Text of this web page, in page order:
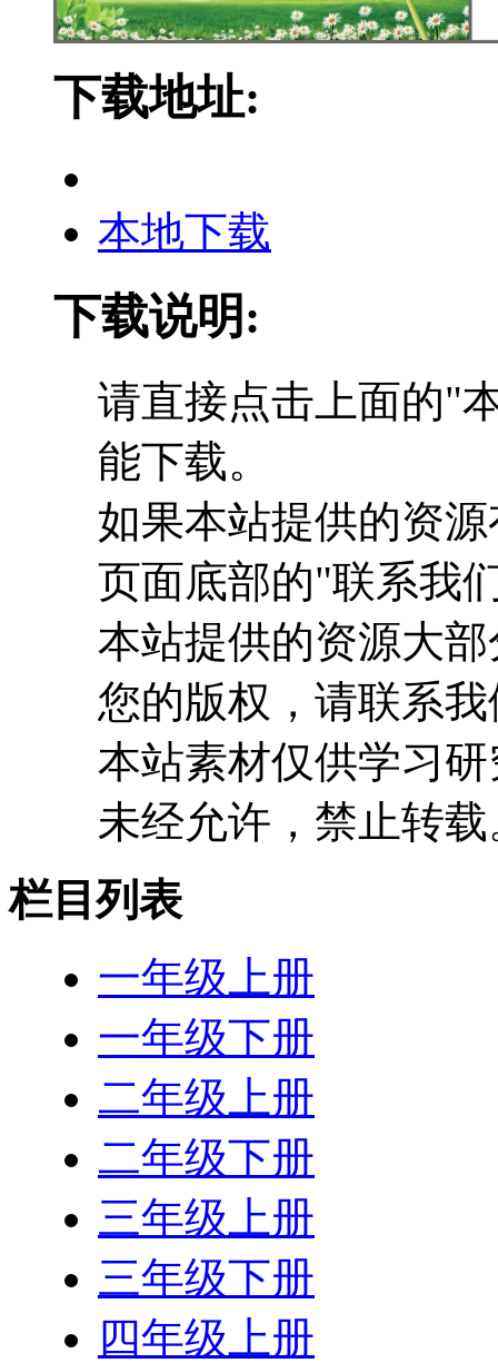
下载地址:
本地下载
下载说明:
请直接点击上面的"
能下载。
如果本站提供的资
页面底部的"联系我
本站提供的资源大
您的版权，请联系
本站素材仅供学习
未经允许，禁止转载
栏目列表
一年级上册
一年级下册
二年级上册
二年级下册
三年级上册
三年级下册
四年级上册